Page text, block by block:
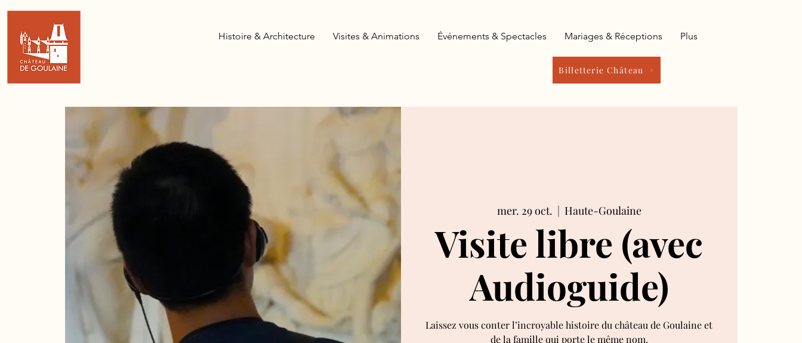
Billetterie Château
Histoire & Architecture Visites & Animations Événements & Spectacles Mariages & Réceptions Plus
mer. 29 oct.
  |
Haute-Goulaine
Visite libre (avec
Audioguide)
Laissez vous conter l’incroyable histoire du château de Goulaine et
de la famille qui porte le même nom.